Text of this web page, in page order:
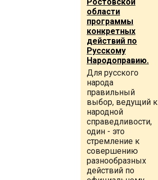
области
программы
конкретных
действий по
Русскому
Народоправию.
Для русского
народа
правильный
выбор, ведущий к
народной
справедливости,
один - это
стремление к
совершению
разнообразных
действий по